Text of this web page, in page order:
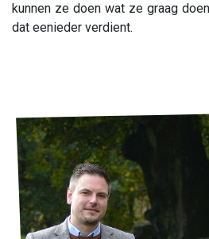
kunnen ze doen wat ze graag
dat eenieder verdient.